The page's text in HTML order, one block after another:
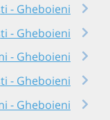
- Gheboieni
- Gheboieni
- Gheboieni
- Gheboieni
- Gheboieni